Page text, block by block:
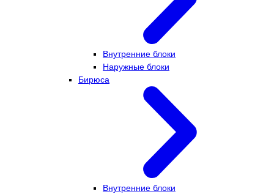
Внутренние блоки
Наружные блоки
Бирюса
Внутренние блоки